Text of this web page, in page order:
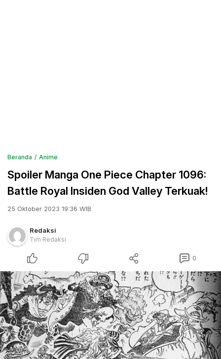
Beranda Anime
Spoiler Manga One Piece Chapter 1096:
Battle Royal Insiden God Valley Terkuak!
25 Oktober 2023 19:36 WIB
Redaksi
Tim Redaksi
0